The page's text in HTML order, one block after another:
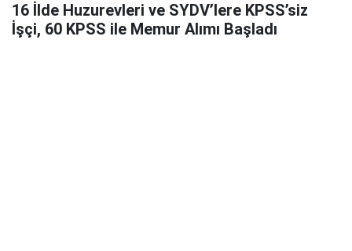
16 İlde Huzurevleri ve SYDV’lere KPSS’siz
İşçi, 60 KPSS ile Memur Alımı Başladı